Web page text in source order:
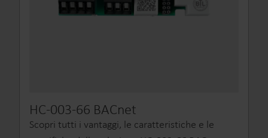
HC-003-66 BACnet
Scopri tutti i vantaggi, le caratteristiche e le